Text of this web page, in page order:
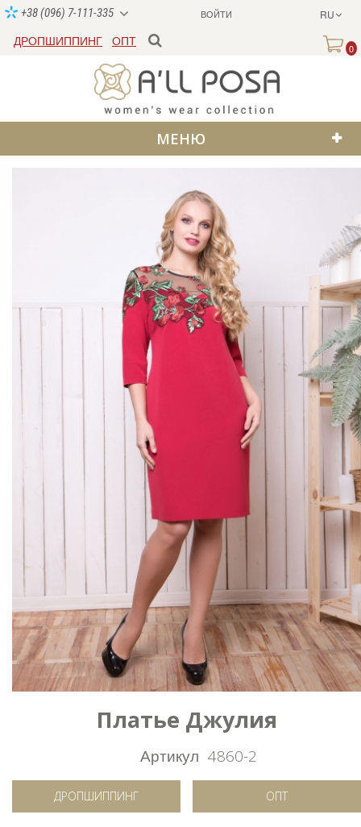
ВОЙТИ RU
+38 (096) 7-111-335
ДРОПШИППИНГ ОПТ
0
МЕНЮ
Платье Джулия
Артикул 4860-2
ДРОПШИППИНГ ОПТ